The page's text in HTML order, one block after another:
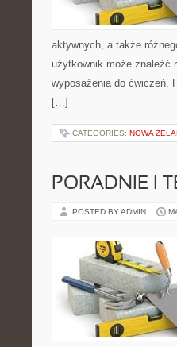
aktywnych, a także
użytkownik może znaleźć
wyposażenia do ćwiczeń.
[…]
CATEGORIES: NOWA
PORADNIE I
POSTED BY ADMIN